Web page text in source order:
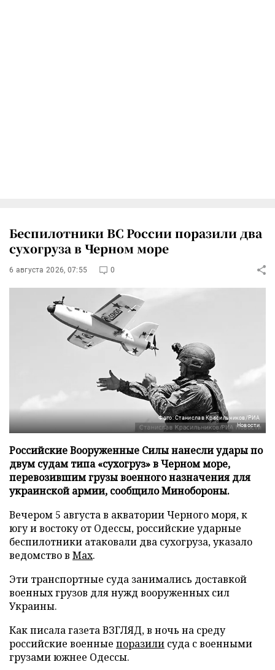
Беспилотники ВС России поразили два
сухогруза в Черном море
6 августа 2026, 07:55 0
Фото: Станислав Красильников/РИА
Новости
Российские Вооруженные Силы нанесли удары по
двум судам типа «сухогруз» в Черном море,
перевозившим грузы военного назначения для
украинской армии, сообщило Минобороны.
Вечером 5 августа в акватории Черного моря, к
югу и востоку от Одессы, российские ударные
беспилотники атаковали два сухогруза, указало
ведомство в Max.
Эти транспортные суда занимались доставкой
военных грузов для нужд вооруженных сил
Украины.
Как писала газета ВЗГЛЯД, в ночь на среду
российские военные поразили суда с военными
грузами южнее Одессы.